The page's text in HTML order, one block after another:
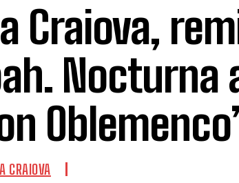
Craiova,
Nocturna
CRAIOVA